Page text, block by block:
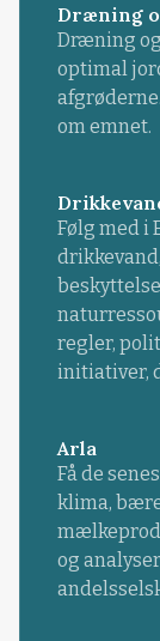
Dræning
Dræning
optimal
om emnet.
Følg med i
regler,
initiativer,
Arla
Få de
klima,
og